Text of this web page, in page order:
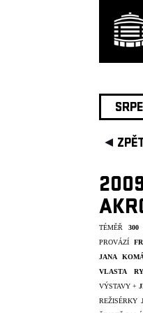
TÉMĚŘ 300
PROVÁZÍ
JANA
VLASTA
VÝSTAVY +
REŽISÉRKY